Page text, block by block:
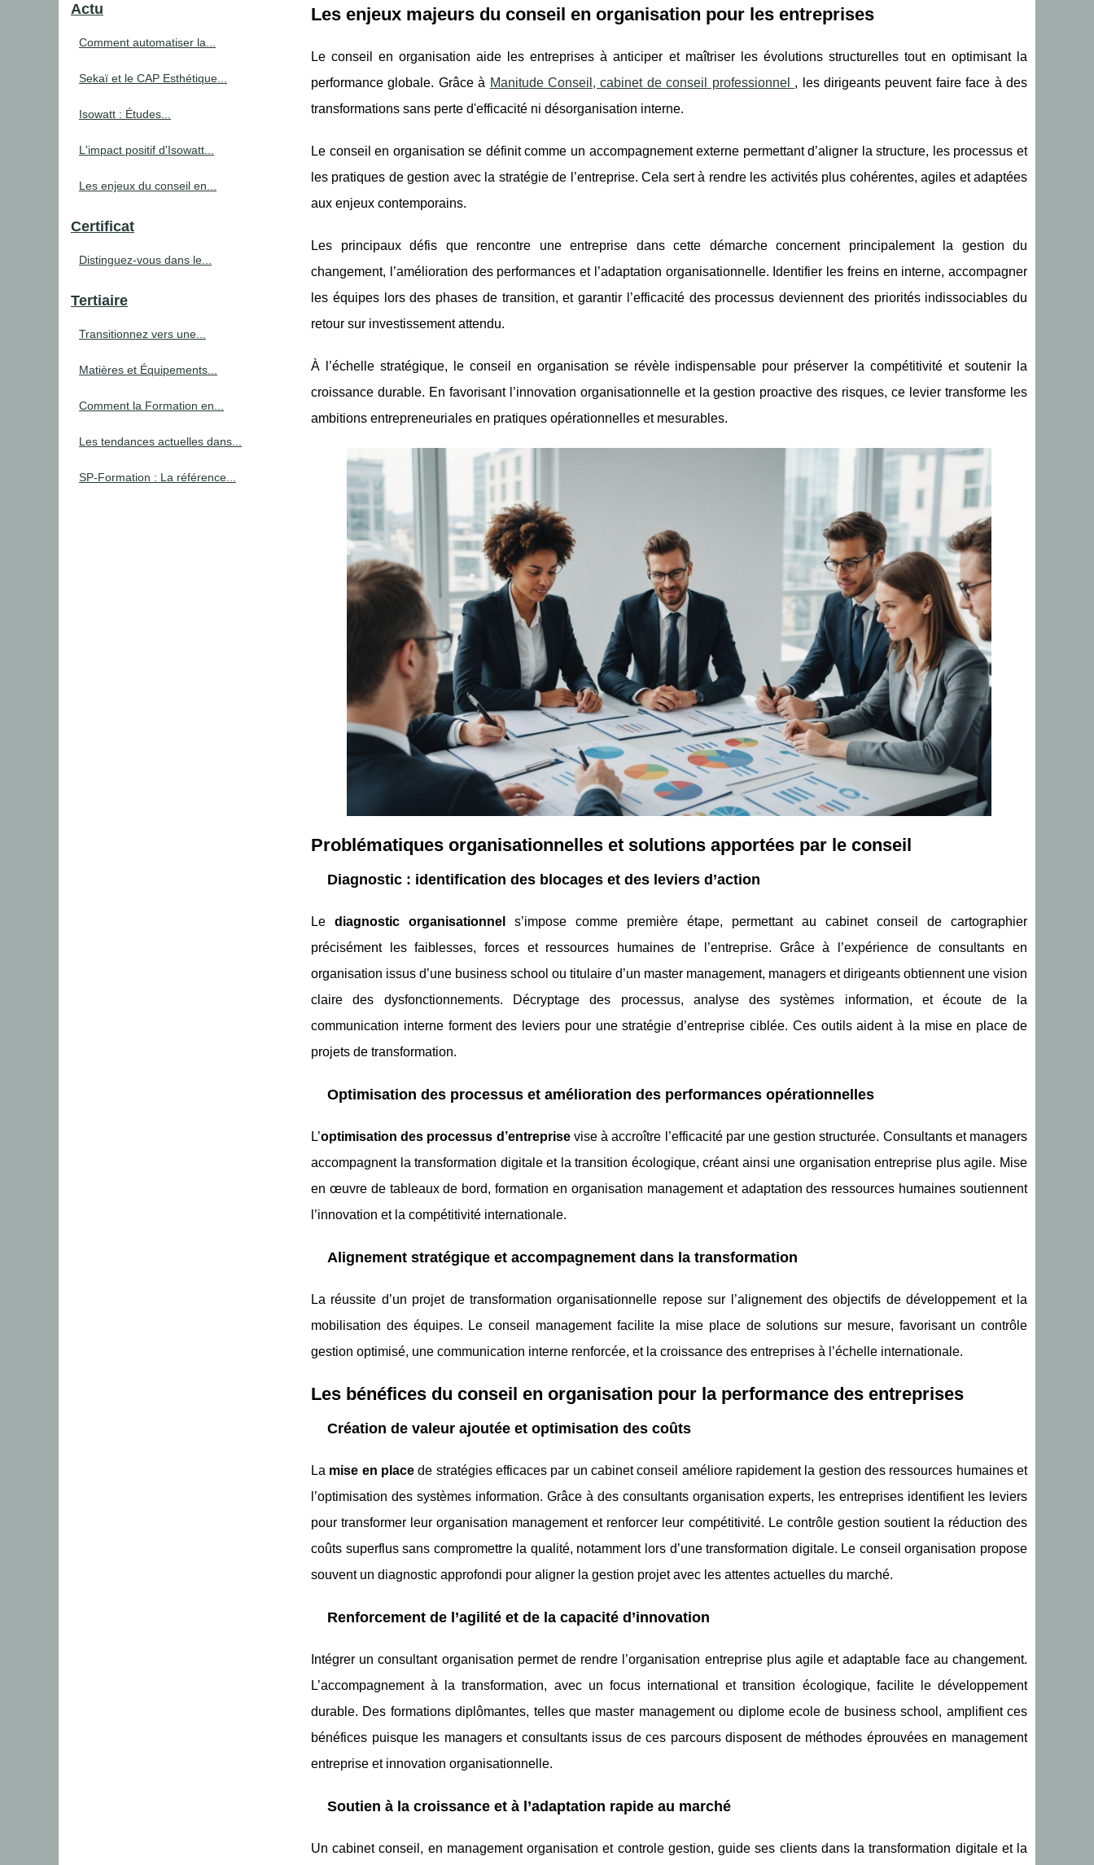
Les enjeux majeurs du conseil en organisation pour les entreprises
Le conseil en organisation aide les entreprises à anticiper et maîtriser les évolutions structurelles tout en optimisant la
performance globale. Grâce à Manitude Conseil, cabinet de conseil professionnel , les dirigeants peuvent faire face à des
transformations sans perte d'efficacité ni désorganisation interne.
Le conseil en organisation se définit comme un accompagnement externe permettant d’aligner la structure, les processus et
les pratiques de gestion avec la stratégie de l’entreprise. Cela sert à rendre les activités plus cohérentes, agiles et adaptées
aux enjeux contemporains.
Les principaux défis que rencontre une entreprise dans cette démarche concernent principalement la gestion du
changement, l’amélioration des performances et l’adaptation organisationnelle. Identifier les freins en interne, accompagner
les équipes lors des phases de transition, et garantir l’efficacité des processus deviennent des priorités indissociables du
retour sur investissement attendu.
À l’échelle stratégique, le conseil en organisation se révèle indispensable pour préserver la compétitivité et soutenir la
croissance durable. En favorisant l’innovation organisationnelle et la gestion proactive des risques, ce levier transforme les
ambitions entrepreneuriales en pratiques opérationnelles et mesurables.
Problématiques organisationnelles et solutions apportées par le conseil
Diagnostic : identification des blocages et des leviers d’action
Le diagnostic organisationnel
s’impose comme première étape, permettant au cabinet conseil de cartographier
précisément les faiblesses, forces et ressources humaines de l’entreprise. Grâce à l’expérience de consultants en
organisation issus d’une business school ou titulaire d’un master management, managers et dirigeants obtiennent une vision
claire des dysfonctionnements. Décryptage des processus, analyse des systèmes information, et écoute de la
communication interne forment des leviers pour une stratégie d’entreprise ciblée. Ces outils aident à la mise en place de
projets de transformation.
Optimisation des processus et amélioration des performances opérationnelles
L’optimisation des processus d’entreprisevise à accroître l’efficacité par une gestion structurée. Consultants et managers
accompagnent la transformation digitale et la transition écologique, créant ainsi une organisation entreprise plus agile. Mise
en œuvre de tableaux de bord, formation en organisation management et adaptation des ressources humaines soutiennent
l’innovation et la compétitivité internationale.
Alignement stratégique et accompagnement dans la transformation
La réussite d’un projet de transformation organisationnelle repose sur l’alignement des objectifs de développement et la
mobilisation des équipes. Le conseil management facilite la mise place de solutions sur mesure, favorisant un contrôle
gestion optimisé, une communication interne renforcée, et la croissance des entreprises à l’échelle internationale.
Les bénéfices du conseil en organisation pour la performance des entreprises
Création de valeur ajoutée et optimisation des coûts
La mise en place de stratégies efficaces par un cabinet conseil améliore rapidement la gestion des ressources humaines et
l’optimisation des systèmes information. Grâce à des consultants organisation experts, les entreprises identifient les leviers
pour transformer leur organisation management et renforcer leur compétitivité. Le contrôle gestion soutient la réduction des
coûts superflus sans compromettre la qualité, notamment lors d’une transformation digitale. Le conseil organisation propose
souvent un diagnostic approfondi pour aligner la gestion projet avec les attentes actuelles du marché.
Renforcement de l’agilité et de la capacité d’innovation
Intégrer un consultant organisation permet de rendre l’organisation entreprise plus agile et adaptable face au changement.
L’accompagnement à la transformation, avec un focus international et transition écologique, facilite le développement
durable. Des formations diplômantes, telles que master management ou diplome ecole de business school, amplifient ces
bénéfices puisque les managers et consultants issus de ces parcours disposent de méthodes éprouvées en management
entreprise et innovation organisationnelle.
Soutien à la croissance et à l’adaptation rapide au marché
Un cabinet conseil, en management organisation et controle gestion, guide ses clients dans la transformation digitale et la
Actu
Comment automatiser la...
Sekaï et le CAP Esthétique...
Isowatt : Études...
L'impact positif d'Isowatt...
Les enjeux du conseil en...
Certificat
Distinguez-vous dans le...
Tertiaire
Transitionnez vers une...
Matières et Équipements...
Comment la Formation en...
Les tendances actuelles dans...
SP-Formation : La référence...